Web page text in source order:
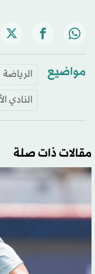
مواضيع الرياضة
النادي
مقالات ذات صلة